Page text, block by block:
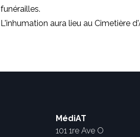
funérailles.
L'inhumation aura lieu au Cimetière
MédiAT
101 1re Ave O